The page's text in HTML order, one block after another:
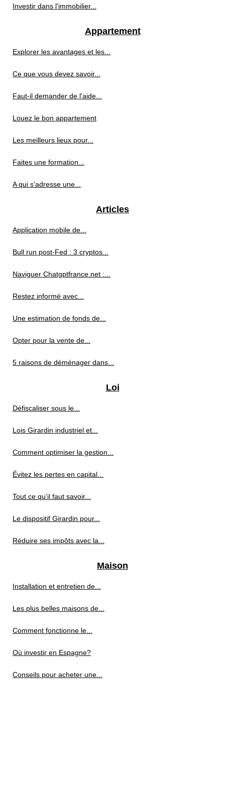
Investir dans l'immobilier...
Appartement
Explorer les avantages et les...
Ce que vous devez savoir...
Faut-il demander de l'aide...
Louez le bon appartement
Les meilleurs lieux pour...
Faites une formation...
A qui s'adresse une...
Articles
Application mobile de...
Bull run post-Fed : 3 cryptos...
Naviguer Chatgptfrance.net :...
Restez informé avec...
Une estimation de fonds de...
Opter pour la vente de...
5 raisons de déménager dans...
Loi
Défiscaliser sous le...
Lois Girardin industriel et...
Comment optimiser la gestion...
Évitez les pertes en capital...
Tout ce qu’il faut savoir...
Le dispositif Girardin pour...
Réduire ses impôts avec la...
Maison
Installation et entretien de...
Les plus belles maisons de...
Comment fonctionne le...
Où investir en Espagne?
Conseils pour acheter une...